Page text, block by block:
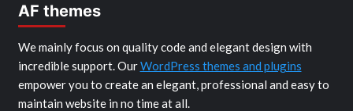
AF themes
We mainly focus on quality code and elegant design with
incredible support. OurWordPress themes and plugins
empower you to create an elegant, professional and easy to
maintain website in no time at all.